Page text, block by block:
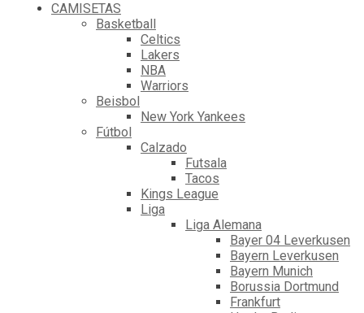
CAMISETAS
Basketball
Celtics
Lakers
NBA
Warriors
Beisbol
New York Yankees
Fútbol
Calzado
Futsala
Tacos
Kings League
Liga
Liga Alemana
Bayer 04 Leverkusen
Bayern Leverkusen
Bayern Munich
Borussia Dortmund
Frankfurt